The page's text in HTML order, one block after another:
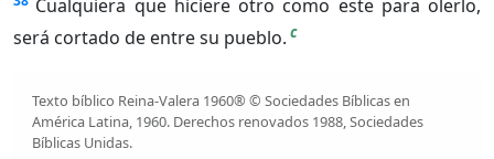
Cualquiera que hiciere otro como este para olerlo,
será cortado de entre su pueblo. c
Texto bíblico Reina-Valera 1960® © Sociedades Bíblicas en
América Latina, 1960. Derechos renovados 1988, Sociedades
Bíblicas Unidas.